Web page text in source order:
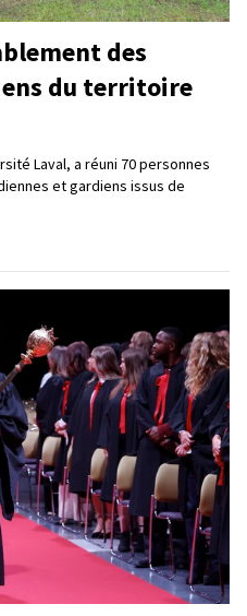
des
du territoire
Laval, a réuni 70 personnes
et gardiens issus de